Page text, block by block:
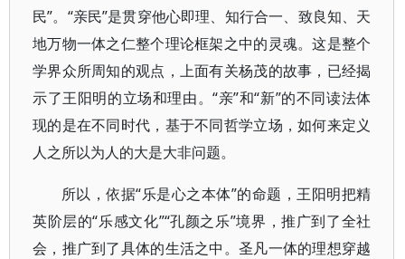
民”。“亲民”是贯穿他心即理、知行合一、致良知、天
地万物一体之仁整个理论框架之中的灵魂。这是整个
学界众所周知的观点，上面有关杨茂的故事，已经揭
示了王阳明的立场和理由。“亲”和“新”的不同读法体
现的是在不同时代，基于不同哲学立场，如何来定义
人之所以为人的大是大非问题。
所以，依据“乐是心之本体”的命题，王阳明把精
英阶层的“乐感文化”“孔颜之乐”境界，推广到了全社
会，推广到了具体的生活之中。圣凡一体的理想穿越